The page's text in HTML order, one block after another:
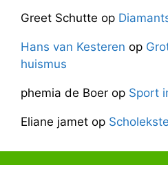
Greet Schutte op
Hans van Kesteren op
huismus
phemia de Boer op Sport
Eliane jamet op